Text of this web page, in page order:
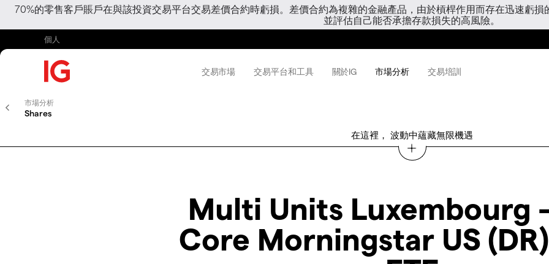
70%的零售客戶賬戶在與該投資交易平台交易差價合約時虧損。差價合約為複雜的金融產品，由於槓桿作用而存在迅速虧
並評估自己能否承擔存款損失的高風險。
個人
交易市場 交易平台和工具 關於IG 市場分析 交易培訓
市場分析
Shares
在這裡， 波動中蘊藏無限機遇
Multi Units Luxembourg
Core Morningstar US